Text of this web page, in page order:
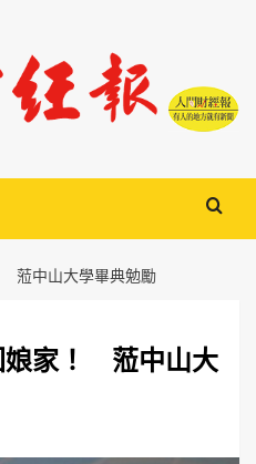
蒞中山大學畢典勉勵
娘家！ 蒞中山大